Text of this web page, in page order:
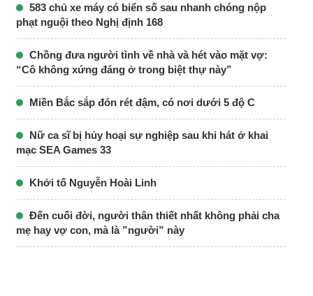
583 chủ xe máy có biển số sau nhanh chóng nộp
phạt nguội theo Nghị định 168
Chồng đưa người tình về nhà và hét vào mặt vợ:
“Cô không xứng đáng ở trong biệt thự này”
Miền Bắc sắp đón rét đậm, có nơi dưới 5 độ C
Nữ ca sĩ bị hủy hoại sự nghiệp sau khi hát ở khai
mạc SEA Games 33
Khởi tố Nguyễn Hoài Linh
Đến cuối đời, người thân thiết nhất không phải cha
mẹ hay vợ con, mà là ”người” này